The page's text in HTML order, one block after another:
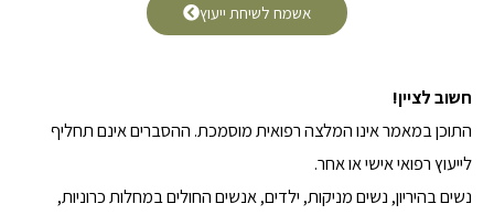
אשמח לשיחת ייעוץ
חשוב לציין!
התוכן במאמר אינו המלצה רפואית מוסמכת. ההסברים אינם תחליף
לייעוץ רפואי אישי או אחר.
נשים בהיריון, נשים מניקות, ילדים, אנשים החולים במחלות כרוניות,